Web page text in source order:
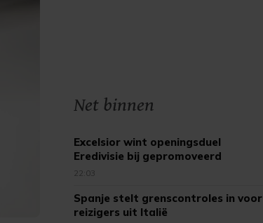
Net binnen
Excelsior wint openingsduel
Eredivisie bij gepromoveerd
Cambuur
22:03
Spanje stelt grenscontroles in voor
reizigers uit Italië